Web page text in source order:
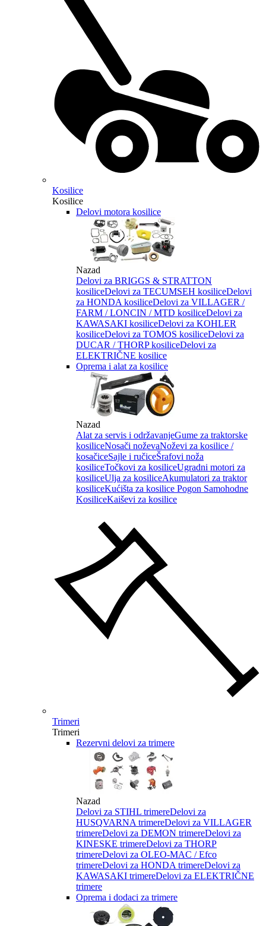
Kosilice
Kosilice
Delovi motora kosilice
Nazad
Delovi za BRIGGS & STRATTON
kosiliceDelovi za TECUMSEH kosiliceDelovi
za HONDA kosiliceDelovi za VILLAGER /
FARM / LONCIN / MTD kosiliceDelovi za
KAWASAKI kosiliceDelovi za KOHLER
kosiliceDelovi za TOMOS kosiliceDelovi za
DUCAR / THORP kosiliceDelovi za
ELEKTRIČNE kosilice
Oprema i alat za kosilice
Nazad
Alat za servis i održavanjeGume za traktorske
kosiliceNosači noževaNoževi za kosilice /
kosačiceSajle i ručiceŠrafovi noža
kosiliceTočkovi za kosiliceUgradni motori za
kosiliceUlja za kosiliceAkumulatori za traktor
kosiliceKućišta za kosilice Pogon Samohodne
KosiliceKaiševi za kosilice
Trimeri
Trimeri
Rezervni delovi za trimere
Nazad
Delovi za STIHL trimereDelovi za
HUSQVARNA trimereDelovi za VILLAGER
trimereDelovi za DEMON trimereDelovi za
KINESKE trimereDelovi za THORP
trimereDelovi za OLEO-MAC / Efco
trimereDelovi za HONDA trimereDelovi za
KAWASAKI trimereDelovi za ELEKTRIČNE
trimere
Oprema i dodaci za trimere